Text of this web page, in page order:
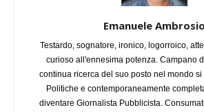
Emanuele Ambrosio
Testardo, sognatore, ironico, logorroico,
curioso all'ennesima potenza. Campano
continua ricerca del suo posto nel mondo
Politiche e contemporaneamente
diventare Giornalista Pubblicista.